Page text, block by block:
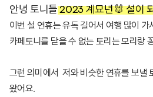
안녕 토니들 2023 계묘년 🐰 설이
이번 설 연휴는 유독 길어서 여행 많이 가
카페토니를 닫을 수 없는 토리는 모리랑
그런 의미에서 저와 비슷한 연휴를 보낼
왔어요.